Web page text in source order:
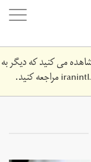
می کنید که دیگر به
مراجعه کنید.